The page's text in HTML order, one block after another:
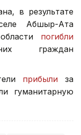
в результате
Абшыр-Ата
погибли
граждан
прибыли за
гуманитарную